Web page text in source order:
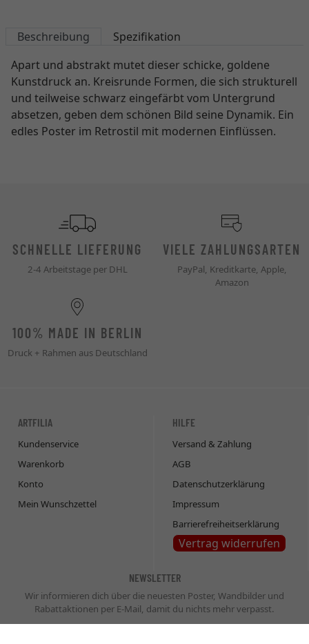
Beschreibung
Spezifikation
Apart und abstrakt mutet dieser schicke, goldene
Kunstdruck an. Kreisrunde Formen, die sich strukturell
und teilweise schwarz eingefärbt vom Untergrund
absetzen, geben dem schönen Bild seine Dynamik. Ein
edles Poster im Retrostil mit modernen Einflüssen.
SCHNELLE LIEFERUNG
2-4 Arbeitstage per DHL
VIELE ZAHLUNGSARTEN
PayPal, Kreditkarte, Apple,
Amazon
100% MADE IN BERLIN
Druck + Rahmen aus Deutschland
ARTFILIA
Kundenservice
Warenkorb
Konto
Mein Wunschzettel
HILFE
Versand & Zahlung
AGB
Datenschutzerklärung
Impressum
Barrierefreiheitserklärung
Vertrag widerrufen
NEWSLETTER
Wir informieren dich über die neuesten Poster, Wandbilder und
Rabattaktionen per E-Mail, damit du nichts mehr verpasst.